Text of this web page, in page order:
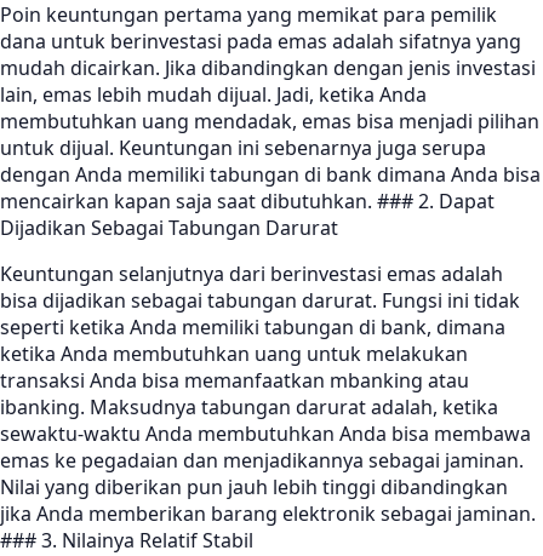
Poin keuntungan pertama yang memikat para pemilik
dana untuk berinvestasi pada emas adalah sifatnya yang
mudah dicairkan. Jika dibandingkan dengan jenis investasi
lain, emas lebih mudah dijual. Jadi, ketika Anda
membutuhkan uang mendadak, emas bisa menjadi pilihan
untuk dijual. Keuntungan ini sebenarnya juga serupa
dengan Anda memiliki tabungan di bank dimana Anda bisa
mencairkan kapan saja saat dibutuhkan. ### 2. Dapat
Dijadikan Sebagai Tabungan Darurat
Keuntungan selanjutnya dari berinvestasi emas adalah
bisa dijadikan sebagai tabungan darurat. Fungsi ini tidak
seperti ketika Anda memiliki tabungan di bank, dimana
ketika Anda membutuhkan uang untuk melakukan
transaksi Anda bisa memanfaatkan mbanking atau
ibanking. Maksudnya tabungan darurat adalah, ketika
sewaktu-waktu Anda membutuhkan Anda bisa membawa
emas ke pegadaian dan menjadikannya sebagai jaminan.
Nilai yang diberikan pun jauh lebih tinggi dibandingkan
jika Anda memberikan barang elektronik sebagai jaminan.
### 3. Nilainya Relatif Stabil